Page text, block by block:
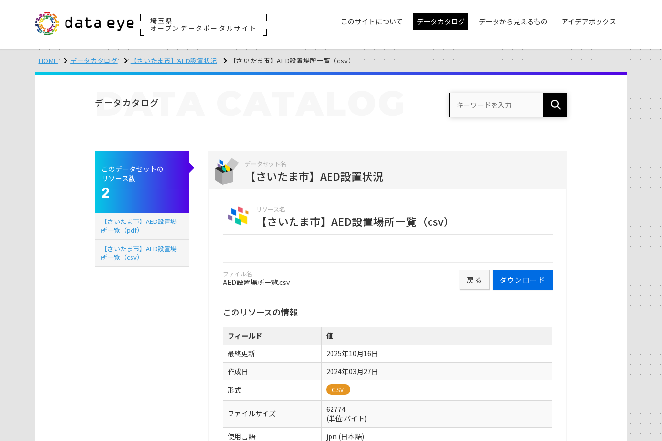
埼玉県
オープンデータポータルサイト
このサイトについて データカタログ データから見えるもの アイデアボックス
HOME データカタログ 【さいたま市】AED設置状況 【さいたま市】AED設置場所一覧（csv）
データカタログ
DATA
データセット名
【さいたま市】AED設置状況
リソース名
【さいたま市】AED設置場所一覧（csv）
ファイル名
AED設置場所一覧.csv ダウンロード
戻る
このリソースの情報
フィールド
値
最終更新
2025年10月16日
作成日
2024年03月27日
形式
CSV
ファイルサイズ
62774
(単位:バイト)
使用言語
jpn (日本語)
このデータセットの
リソース数
2
【さいたま市】AED設置場
所一覧（pdf）
【さいたま市】AED設置場
所一覧（csv）